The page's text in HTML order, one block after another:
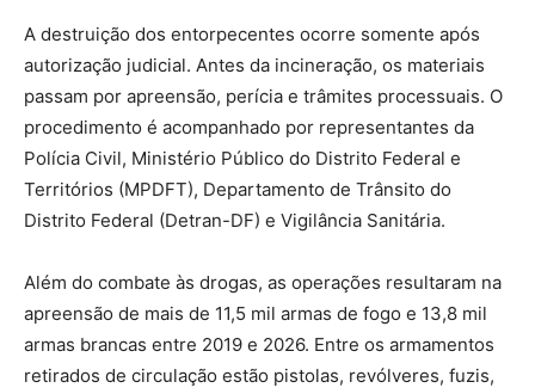
A destruição dos entorpecentes ocorre somente após
autorização judicial. Antes da incineração, os materiais
passam por apreensão, perícia e trâmites processuais. O
procedimento é acompanhado por representantes da
Polícia Civil, Ministério Público do Distrito Federal e
Territórios (MPDFT), Departamento de Trânsito do
Distrito Federal (Detran-DF) e Vigilância Sanitária.
Além do combate às drogas, as operações resultaram na
apreensão de mais de 11,5 mil armas de fogo e 13,8 mil
armas brancas entre 2019 e 2026. Entre os armamentos
retirados de circulação estão pistolas, revólveres, fuzis,